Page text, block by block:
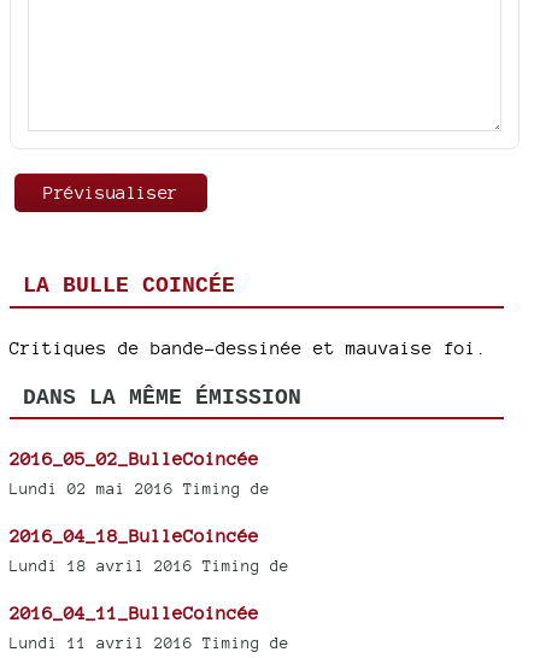
LA BULLE COINCÉE
Critiques de bande-dessinée et mauvaise foi.
DANS LA MÊME ÉMISSION
2016_05_02_BulleCoincée
Lundi 02 mai 2016 Timing de
2016_04_18_BulleCoincée
Lundi 18 avril 2016 Timing de
2016_04_11_BulleCoincée
Lundi 11 avril 2016 Timing de